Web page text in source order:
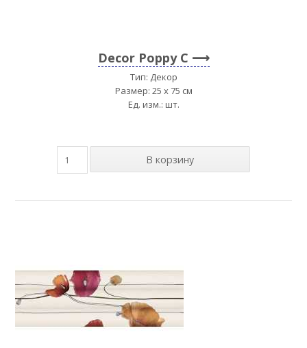
Decor Poppy C
Тип: Декор
Размер: 25 x 75 см
Ед. изм.: шт.